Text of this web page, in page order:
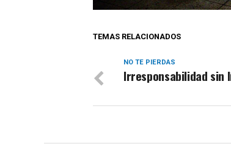
TEMAS RELACIONADOS
NO TE PIERDAS
Irresponsabilidad sin